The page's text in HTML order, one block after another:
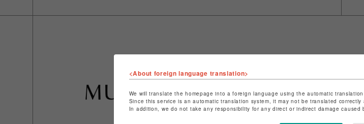
店舗名
特定商取引法など法令に基づく表記はこ
ショップお問い合わせはこちら
<About foreign language translation>
We will translate the homepage into a foreign language using the automatic
Since this service is an automatic translation system, it may not be translated
In addition, we do not take any responsibility for any direct or indirect damage